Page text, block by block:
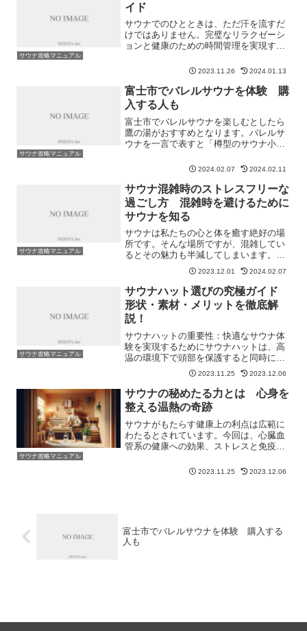
サウナ攻略マニュアル
イド
サウナでのひとときは、ただ汗を流すだ
けではありません。完璧なリラクゼーシ
ョンと健康のための時間管理を実現する
テムです。しかし、「サウナウォッチ」
多岐にわたります。耐熱性...
2023.11.26 2024.01.13
サウナ攻略マニュアル
富士市でバレルサウナを体験 購
入する人も
富士市でバレルサウナを楽しむとしたら
鷹の湯がおすすめとなります。バレルサ
ウナを一言で表すと「樽型のサウナ小
率的に循環するようになっており、一部
イト調べですが、富士市内で...
2024.02.07 2024.02.11
サウナ攻略マニュアル
サウナ混雑時のストレスフリーな
過ごし方 混雑時を避けるために
サウナを知る
サウナは私たちの心と体を癒す絶好の場
所です。そんな場所ですが、混雑してい
るとその魅力も半減してしまいます。週
末のリフレッシュタイム、仕事帰りのリ
ラックスタイム、忙しい日々の中でほっ
と一息つきたいときに、待ちに待ったサ
ウナが人でいっぱい・・・...
2023.12.01 2024.02.07
サウナ攻略マニュアル
サウナハット選びの究極ガイド
形状・素材・メリットを徹底解
説！
サウナハットの重要性：快適なサウナ体
験を実現するためにサウナハットは、高
温の環境下で頭部を保護すると同時に、
サウナの体験を格段に向上させます。こ
の帽子は、頭部の過度な加熱を防ぎ、サ
ウナでのリラクゼーションをより長く、
より快適に楽しむための必...
2023.11.25 2023.12.06
サウナ攻略マニュアル
サウナの秘めたる力とは 心身を
整える温熱の奇跡
サウナがもたらす健康上の利点は広範に
わたるとされています。今回は、心臓血
管系の健康への効果、ストレスと免疫シ
ンへの効果、さらにはサウナの安全な利
2023.11.25 2023.12.06
富士市でバレルサウナを体験 購入する
人も